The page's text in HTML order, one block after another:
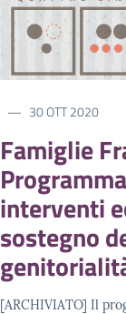
30 OTT 2020
Famiglie
interventi
sostegno
[ARCHIVIATO] Il